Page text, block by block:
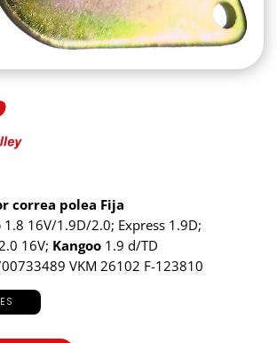
correa polea Fija
1.8 16V/1.9D/2.0; Express 1.9D;
16V; Kangoo 1.9 d/TD
VKM 26102 F-123810